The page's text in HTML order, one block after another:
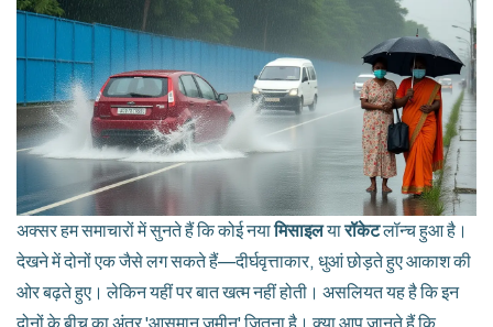
अक्सर हम समाचारों में सुनते हैं कि कोई नयामिसाइलयारॉकेटलॉन्च हुआ है।
देखने में दोनों एक जैसे लग सकते हैं—दीर्घवृत्ताकार, धुआं छोड़ते हुए आकाश की
ओर बढ़ते हुए। लेकिन यहीं पर बात खत्म नहीं होती। असलियत यह है कि इन